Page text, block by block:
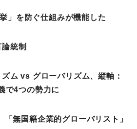
」を防ぐ仕組みが機能した
統制
ム vs グローバリズム、縦軸：
で4つの勢力に
無国籍企業的グローバリスト」